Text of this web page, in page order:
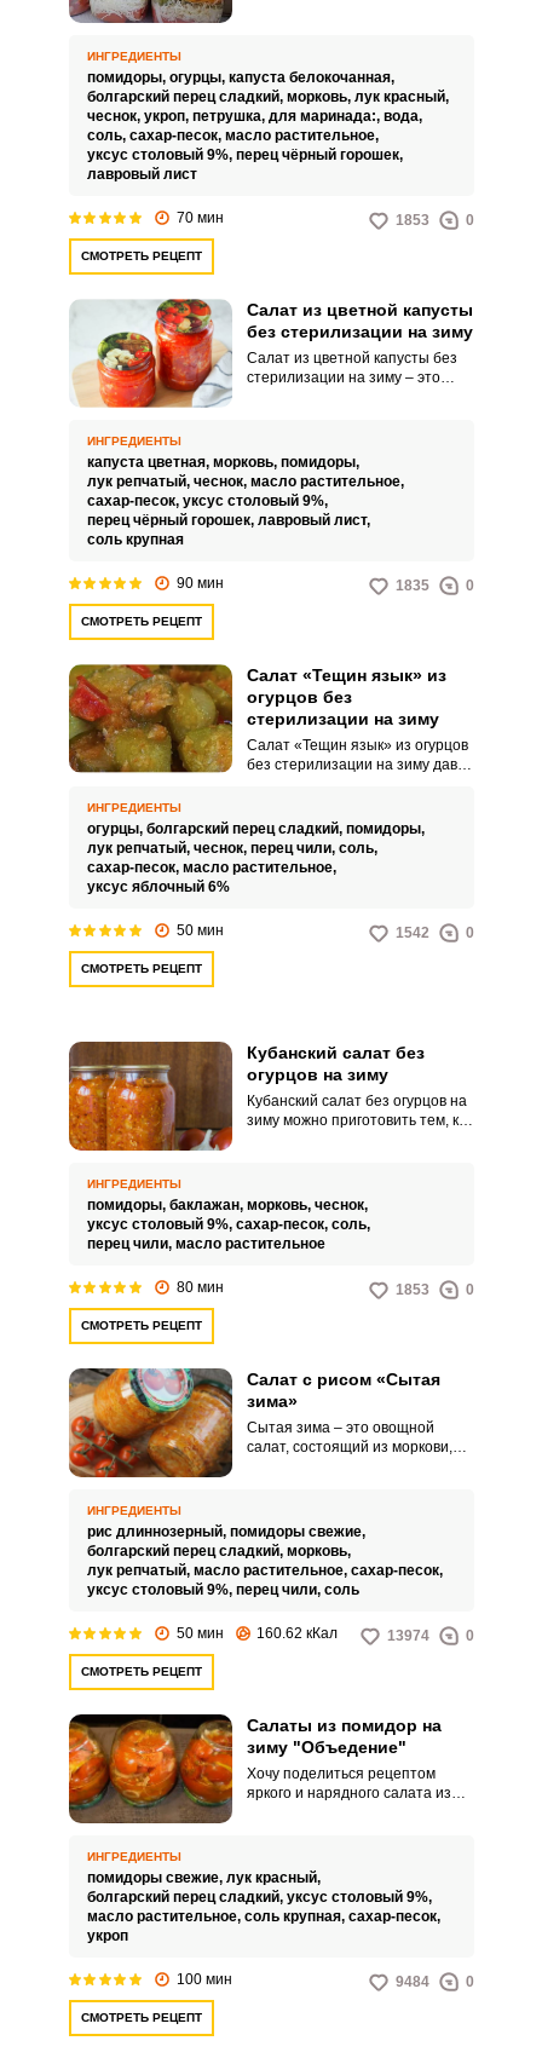
хранился, готовим способом
двойной заливки, что сохранит
цвет овощей, хрустящий вкус и
полезные свойства.
ИНГРЕДИЕНТЫ
помидоры, огурцы, капуста белокочанная,
болгарский перец сладкий, морковь, лук красный,
чеснок, укроп, петрушка, для маринада:, вода,
соль, сахар-песок, масло растительное,
уксус столовый 9%, перец чёрный горошек,
лавровый лист
70 мин 1853 0
СМОТРЕТЬ РЕЦЕПТ
Салат из цветной капусты
без стерилизации на зиму
Салат из цветной капусты без
стерилизации на зиму – это
полезную закуску, которой
можно будет угощаться самому
и угощать гостей круглый год. В
цветной капусте много
витаминов и прочих веществ,
ИНГРЕДИЕНТЫ
капуста цветная, морковь, помидоры,
лук репчатый, чеснок, масло растительное,
сахар-песок, уксус столовый 9%,
перец чёрный горошек, лавровый лист,
соль крупная
90 мин 1835 0
СМОТРЕТЬ РЕЦЕПТ
Салат «Тещин язык» из
огурцов без
стерилизации на зиму
Салат «Тещин язык» из огурцов
без стерилизации на зиму давно
также добавляем томаты,
сладкий и острый перцы.
ИНГРЕДИЕНТЫ
огурцы, болгарский перец сладкий, помидоры,
лук репчатый, чеснок, перец чили, соль,
сахар-песок, масло растительное,
уксус яблочный 6%
50 мин 1542 0
СМОТРЕТЬ РЕЦЕПТ
Кубанский салат без
огурцов на зиму
Кубанский салат без огурцов на
зиму можно приготовить тем, кто
за своим питанием и
исключающих определенные
продукты из рациона.
ИНГРЕДИЕНТЫ
помидоры, баклажан, морковь, чеснок,
уксус столовый 9%, сахар-песок, соль,
перец чили, масло растительное
80 мин 1853 0
СМОТРЕТЬ РЕЦЕПТ
Салат с рисом «Сытая
зима»
Сытая зима – это овощной
салат, состоящий из моркови,
новинку? Давайте готовить
вместе! Такой сытный салат
выручит вас не раз, когда гости
уже на пороге и необходимо
накрыть стол за 5 минут.
ИНГРЕДИЕНТЫ
рис длиннозерный, помидоры свежие,
болгарский перец сладкий, морковь,
лук репчатый, масло растительное, сахар-песок,
уксус столовый 9%, перец чили, соль
50 мин 160.62 кКал 13974 0
СМОТРЕТЬ РЕЦЕПТ
Салаты из помидор на
зиму "Объедение"
Хочу поделиться рецептом
яркого и нарядного салата из
зимний день, а также напомнит
вам о замечательных солнечных
днях предстоящего лета.
ИНГРЕДИЕНТЫ
помидоры свежие, лук красный,
болгарский перец сладкий, уксус столовый 9%,
масло растительное, соль крупная, сахар-песок,
укроп
100 мин 9484 0
СМОТРЕТЬ РЕЦЕПТ
Запомнить меня
ЕЩЕ НЕ ЗАРЕГИСТРИРОВАННЫ?
Забыли пароль?